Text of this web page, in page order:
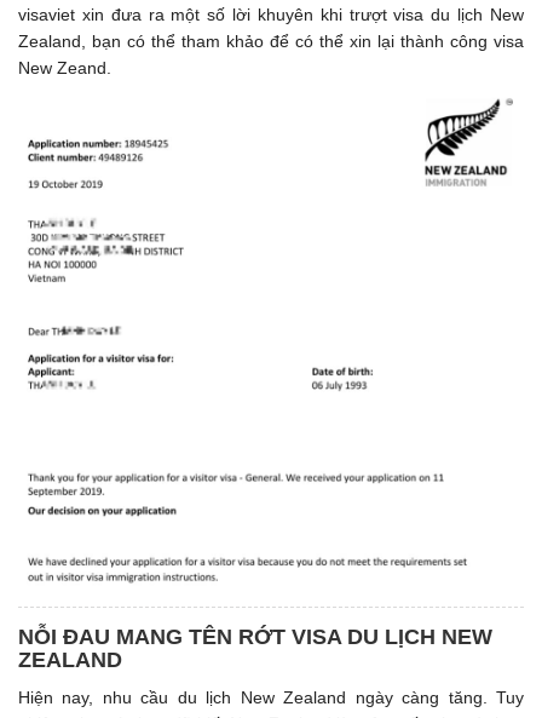
visaviet xin đưa ra một số lời khuyên khi trượt visa du lịch New
Zealand, bạn có thể tham khảo để có thể xin lại thành công visa
New Zeand.
NỖI ĐAU MANG TÊN RỚT VISA DU LỊCH NEW
ZEALAND
Hiện nay, nhu cầu du lịch New Zealand ngày càng tăng. Tuy